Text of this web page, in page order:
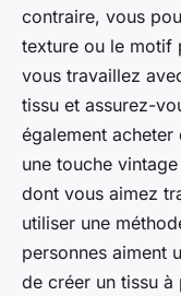
contraire, vous
texture ou le motif
vous travaillez
tissu et assurez-
également
une touche
dont vous aimez
utiliser une
personnes aiment
de créer un tissu